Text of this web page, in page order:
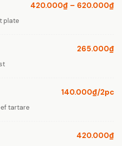
plate
420.000₫ – 620.000₫
265.000₫
tartare
140.000₫/2pc
420.000₫